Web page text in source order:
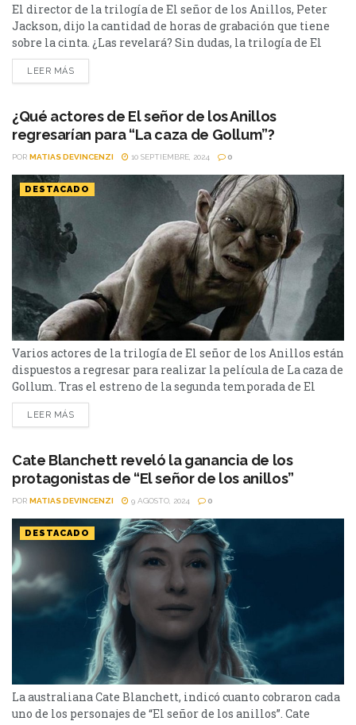
El director de la trilogía de El señor de los Anillos, Peter
Jackson, dijo la cantidad de horas de grabación que tiene
sobre la cinta. ¿Las revelará? Sin dudas, la trilogía de El
señor de los Anillos es una de las mejores de la historia.
Tal es así que, bajo la dirección Peter Jackson, las cintas
LEER MÁS
¿Qué actores de El señor de los Anillos
regresarían para “La caza de Gollum”?
POR MATIAS DEVINCENZI 10 SEPTIEMBRE, 2024 0
DESTACADO
Varios actores de la trilogía de El señor de los Anillos están
dispuestos a regresar para realizar la película de La caza de
Gollum. Tras el estreno de la segunda temporada de El
señor de los Anillos en Prime Video, el hype generado en
el mundo escrito por J.R.R. Tolkien es total. Además de que
LEER MÁS
Cate Blanchett reveló la ganancia de los
protagonistas de “El señor de los anillos”
POR MATIAS DEVINCENZI 9 AGOSTO, 2024 0
DESTACADO
La australiana Cate Blanchett, indicó cuanto cobraron cada
uno de los personajes de “El señor de los anillos”. Cate